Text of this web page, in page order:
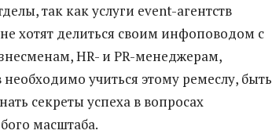
так как услуги event-агентств
хотят делиться своим инфоповодом с
HR- и PR-менеджерам,
учиться этому ремеслу, быть
секреты успеха в вопросах
масштаба.